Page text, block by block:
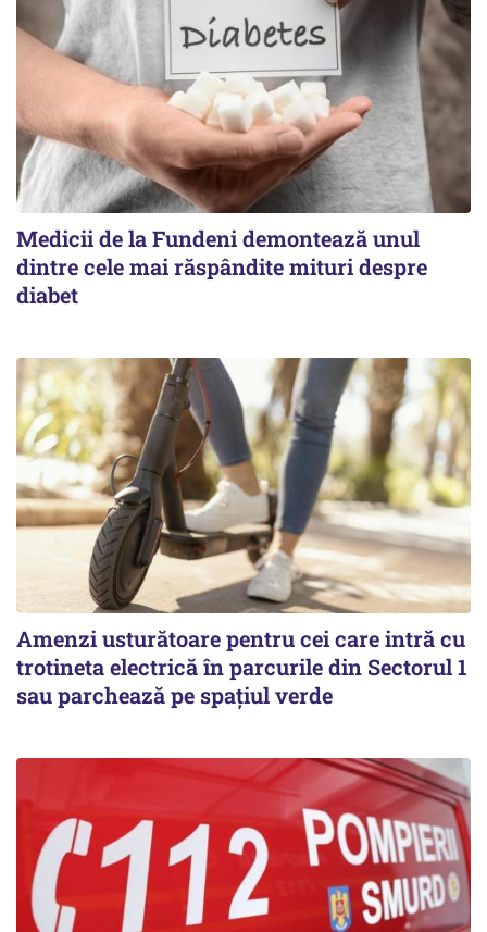
Medicii de la Fundeni demontează unul
dintre cele mai răspândite mituri despre
diabet
Amenzi usturătoare pentru cei care intră cu
trotineta electrică în parcurile din Sectorul 1
sau parchează pe spațiul verde